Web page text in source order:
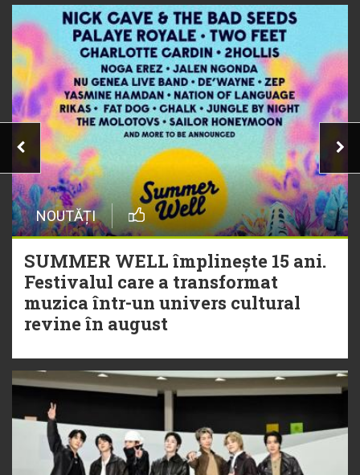
NOUTĂȚI
SUMMER WELL împlinește 15 ani.
Festivalul care a transformat
muzica într-un univers cultural
revine în august